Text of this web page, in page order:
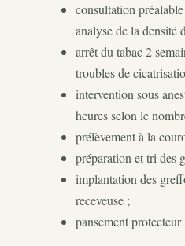
consultation
analyse de la densité
arrêt du tabac 2
troubles de
intervention sous
heures selon le
prélèvement à la
préparation et tri des
implantation des
receveuse ;
pansement protecteur